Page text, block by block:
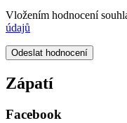
Vložením hodnocení
údajů
Odeslat hodnocení
Zápatí
Facebook